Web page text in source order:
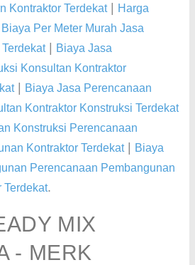
Kontraktor Terdekat|
Harga
Per Meter Murah Jasa
|
Biaya Jasa
Konsultan Kontraktor
|
Biaya Jasa Perencanaan
Kontraktor Konstruksi Terdekat
Konstruksi Perencanaan
Kontraktor Terdekat|
Biaya
Perencanaan Pembangunan
Terdekat.
MIX
- MERK